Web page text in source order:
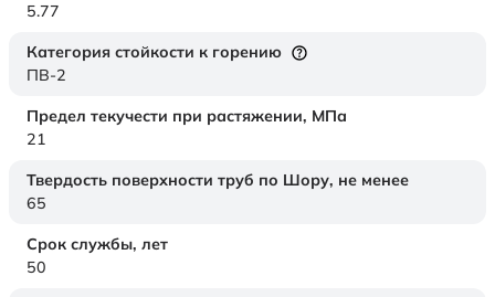
5.77
Категория стойкости к горению
ПВ-2
Предел текучести при растяжении, МПа
21
Твердость поверхности труб по Шору, не менее
65
Срок службы, лет
50